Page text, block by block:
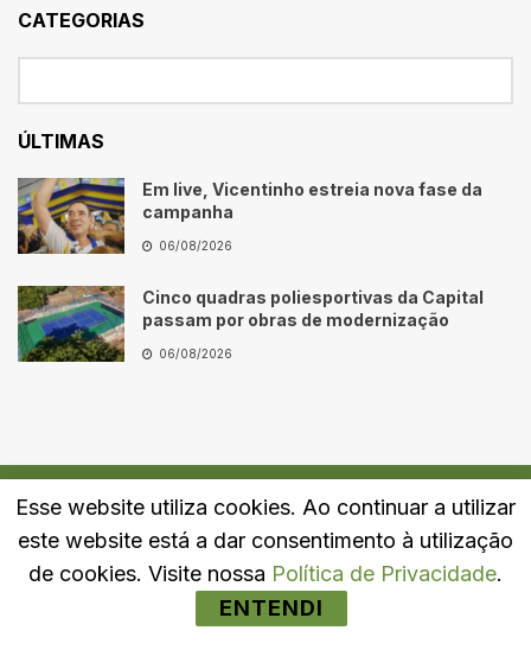
CATEGORIAS
ÚLTIMAS
Em live, Vicentinho estreia nova fase da
campanha
06/08/2026
Cinco quadras poliesportivas da Capital
passam por obras de modernização
06/08/2026
Quem Somos Fale Conosco Política de Privacidade
Esse website utiliza cookies. Ao continuar a utilizar
este website está a dar consentimento à utilização
de cookies. Visite nossa Política de Privacidade.
ENTENDI